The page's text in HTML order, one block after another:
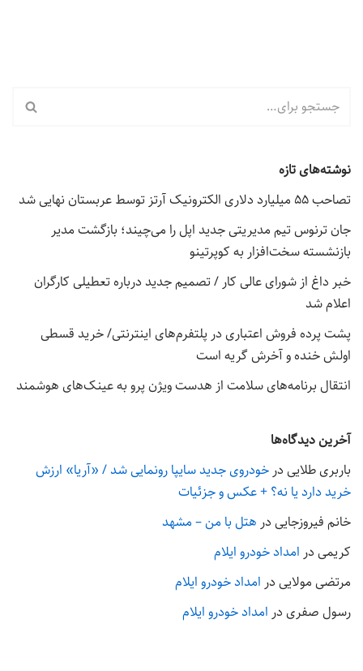
نوشته‌های تازه
تصاحب ۵۵ میلیارد دلاری الکترونیک آرتز توسط عربستان نهایی شد
جان ترنوس تیم مدیریتی جدید اپل را می‌چیند؛ بازگشت مدیر
بازنشسته سخت‌افزار به کوپرتینو
خبر داغ از شورای عالی کار / تصمیم جدید درباره تعطیلی کارگران
اعلام شد
پشت پرده فروش اعتباری در پلتفرم‌های اینترنتی/ خرید قسطی
اولش خنده و آخرش گریه است
انتقال برنامه‌های سلامت از هدست ویژن پرو به عینک‌های هوشمند
آخرین دیدگاه‌ها
باربری طلایی در خودروی جدید سایپا رونمایی شد / «آریا» ارزش
خرید دارد یا نه؟ + عکس و جزئیات
خانم فیروزجایی در هتل با من – مشهد
کریمی در امداد خودرو ایلام
مرتضی مولایی در امداد خودرو ایلام
رسول صفری در امداد خودرو ایلام